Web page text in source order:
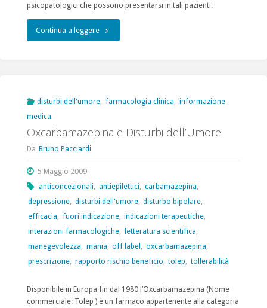
psicopatologici che possono presentarsi in tali pazienti.
Continua a leggere"Trattamento
ospedalizzati
con
infezione
da
disturbi dell'umore, farmacologia clinica, informazione
medica
Oxcarbamazepina e Disturbi dell’Umore
Da Bruno Pacciardi
5 Maggio 2009
anticoncezionali, antiepilettici, carbamazepina,
depressione, disturbi dell'umore, disturbo bipolare,
efficacia, fuori indicazione, indicazioni terapeutiche,
interazioni farmacologiche, letteratura scientifica,
manegevolezza, mania, off label , oxcarbamazepina,
prescrizione, rapporto rischio beneficio, tolep, tollerabilità
Disponibile in Europa fin dal 1980 l’Oxcarbamazepina (Nome
commerciale: Tolep ) è un farmaco appartenente alla categoria